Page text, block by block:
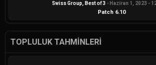
Swiss Group , Best of3 - Haziran 1, 2023 -
Patch 6.10
TOPLULUK TAHMINLERI